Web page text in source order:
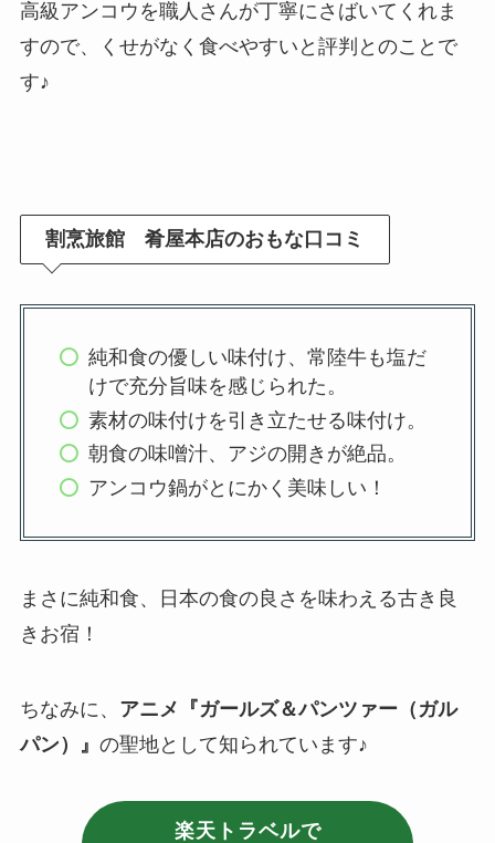
高級アンコウを職人さんが丁寧にさばいてくれま
すので、くせがなく食べやすいと評判とのことで
す♪
割烹旅館 肴屋本店のおもな口コミ
純和食の優しい味付け、常陸牛も塩だ
けで充分旨味を感じられた。
素材の味付けを引き立たせる味付け。
朝食の味噌汁、アジの開きが絶品。
アンコウ鍋がとにかく美味しい！
まさに純和食、日本の食の良さを味わえる古き良
きお宿！
ちなみに、 アニメ『ガールズ＆パンツァー（ガル
パン）』 の聖地として知られています♪
楽天トラベルで